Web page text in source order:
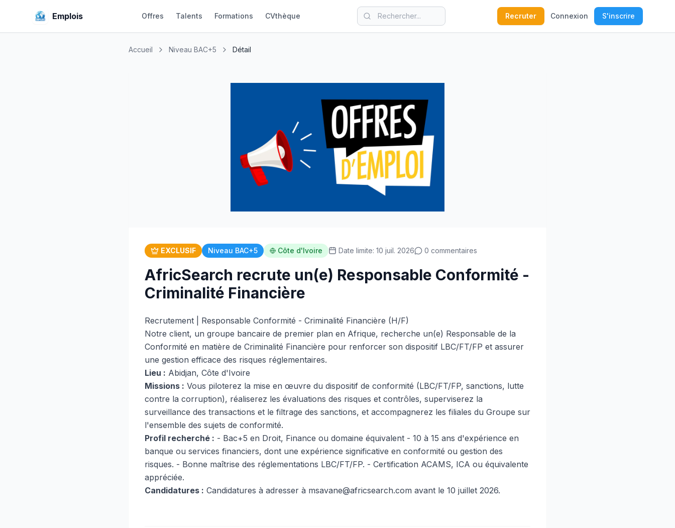
Emplois Offres Talents Formations CVthèque Recruter Connexion S'inscrire
Accueil Niveau BAC+5 Détail
EXCLUSIF Niveau BAC+5 Côte d'Ivoire Date limite: 10 juil. 2026 0 commentaires
AfricSearch recrute un(e) Responsable Conformité -
Criminalité Financière
Recrutement | Responsable Conformité - Criminalité Financière (H/F)
Notre client, un groupe bancaire de premier plan en Afrique, recherche un(e) Responsable de la
Conformité en matière de Criminalité Financière pour renforcer son dispositif LBC/FT/FP et assurer
une gestion efficace des risques réglementaires.
Lieu : Abidjan, Côte d'Ivoire
Missions : Vous piloterez la mise en œuvre du dispositif de conformité (LBC/FT/FP, sanctions, lutte
contre la corruption), réaliserez les évaluations des risques et contrôles, superviserez la
surveillance des transactions et le filtrage des sanctions, et accompagnerez les filiales du Groupe sur
l'ensemble des sujets de conformité.
Profil recherché : - Bac+5 en Droit, Finance ou domaine équivalent - 10 à 15 ans d'expérience en
banque ou services financiers, dont une expérience significative en conformité ou gestion des
risques. - Bonne maîtrise des réglementations LBC/FT/FP. - Certification ACAMS, ICA ou équivalente
appréciée.
Candidatures : Candidatures à adresser à msavane@africsearch.com avant le 10 juillet 2026.